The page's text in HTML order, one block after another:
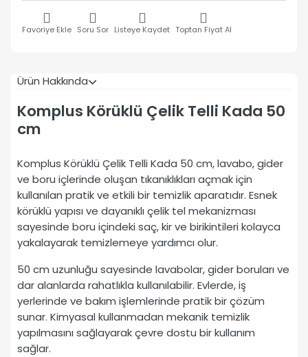
Favoriye Ekle Soru Sor Listeye Kaydet Toptan Fiyat Al
Ürün Hakkında
Komplus Körüklü Çelik Telli Kada 50
cm
Komplus Körüklü Çelik Telli Kada 50 cm, lavabo, gider
ve boru içlerinde oluşan tıkanıklıkları açmak için
kullanılan pratik ve etkili bir temizlik aparatıdır. Esnek
körüklü yapısı ve dayanıklı çelik tel mekanizması
sayesinde boru içindeki saç, kir ve birikintileri kolayca
yakalayarak temizlemeye yardımcı olur.
50 cm uzunluğu sayesinde lavabolar, gider boruları ve
dar alanlarda rahatlıkla kullanılabilir. Evlerde, iş
yerlerinde ve bakım işlemlerinde pratik bir çözüm
sunar. Kimyasal kullanmadan mekanik temizlik
yapılmasını sağlayarak çevre dostu bir kullanım
sağlar.